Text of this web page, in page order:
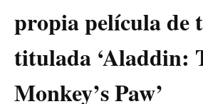
propia película de
titulada ‘Aladdin:
Monkey’s Paw’